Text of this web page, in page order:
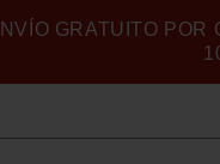
GRATUITO POR